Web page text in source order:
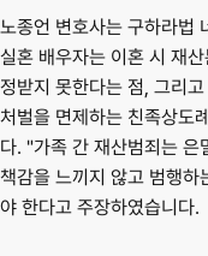
노종언 변호사는 구하라법
실혼 배우자는 이혼 시 재
정받지 못한다는 점, 그리고
처벌을 면제하는 친족상도
다. "가족 간 재산범죄는 은
책감을 느끼지 않고 범행하
야 한다고 주장하였습니다.